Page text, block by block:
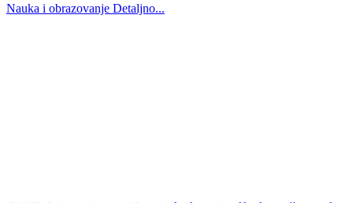
Nauka i obrazovanje Detaljno...